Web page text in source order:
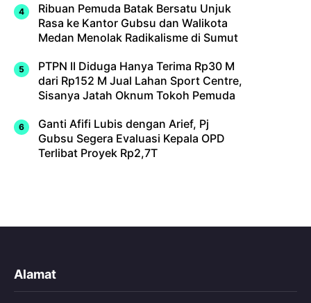
Ribuan Pemuda Batak Bersatu Unjuk
Rasa ke Kantor Gubsu dan Walikota
Medan Menolak Radikalisme di Sumut
PTPN II Diduga Hanya Terima Rp30 M
dari Rp152 M Jual Lahan Sport Centre,
Sisanya Jatah Oknum Tokoh Pemuda
Ganti Afifi Lubis dengan Arief, Pj
Gubsu Segera Evaluasi Kepala OPD
Terlibat Proyek Rp2,7T
Alamat